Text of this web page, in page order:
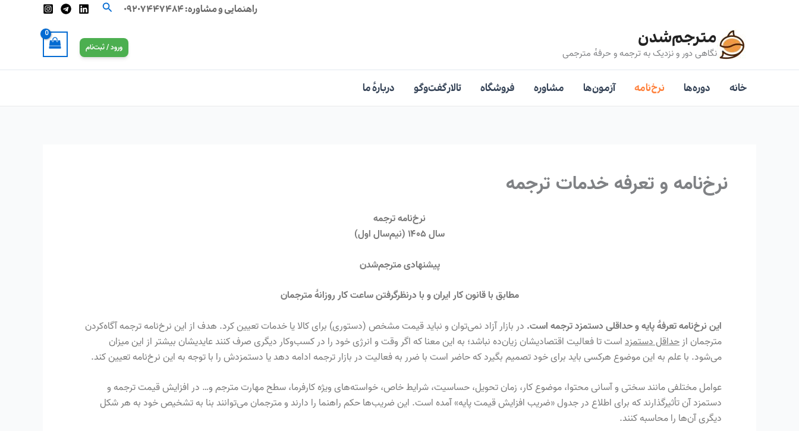
راهنمایی و مشاوره:۰۹۲۰۷۴۴۷۴۸۴ جستجو
مترجم‌شدن
نگاهی دور و نزدیک به ترجمه و حرفه‌ٔ مترجمی ورود / ثبت‌نام
خانه دوره‌ها نرخ‌نامه آزمون‌ها مشاوره فروشگاه تالار گفت‌وگو دربارهٔ ما
نرخ‌نامه و تعرفه خدمات ترجمه
نرخ‌نامه ترجمه
سال ۱۴۰۵
(نیم‌سال اول)
پیشنهادی مترجم‌شدن
مطابق با قانون کار ایران و با درنظرگرفتن ساعت کار روزانهٔ مترجمان
این نرخ‌نامه تعرفهٔ پایه و حداقلی دستمزد ترجمه است. در بازار آزاد نمی‌توان و نباید قیمت مشخص (دستوری) برای کالا یا خدمات تعیین کرد. هدف از این نرخ‌نامه ترجمه آگاه‌کردن
مترجمان ازحداقل دستمزداست تا فعالیت اقتصادیشان زیان‌ده نباشد؛ به این معنا که اگر وقت و انرژی خود را در کسب‌وکار دیگری صرف کنند عایدیشان بیشتر از این میزان
می‌شود. با علم به این موضوع هرکسی باید برای خود تصمیم بگیرد که حاضر است با ضرر به فعالیت در بازار ترجمه ادامه ‌دهد یا دستمزدش را با توجه به این نرخ‌نامه تعیین کند.
عوامل مختلفی مانند سختی و آسانی محتوا، موضوع کار، زمان تحویل، حساسیت، شرایط خاص، خواسته‌های ویژه کارفرما، سطح مهارت مترجم و… در افزایش قیمت ترجمه و
دستمزد آن تأثیرگذارند که برای اطلاع در جدول «ضریب افزایش قیمت پایه» آمده است. این ضریب‌ها حکم راهنما را دارند و مترجمان می‌توانند بنا به تشخیص خود به هر شکل
دیگری آن‌ها را محاسبه کنند.